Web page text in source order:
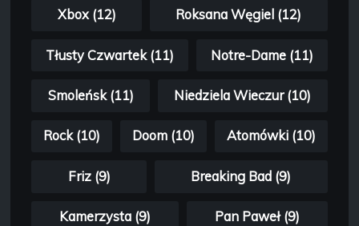
Xbox (12) Roksana Węgiel (12)
Tłusty Czwartek (11) Notre-Dame (11)
Smoleńsk (11) Niedziela Wieczur (10)
Rock (10) Doom (10) Atomówki (10)
Friz (9) Breaking Bad (9)
Kamerzysta (9) Pan Paweł (9)